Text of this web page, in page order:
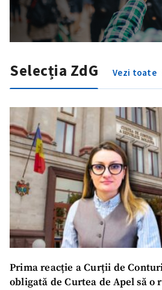
Selecția ZdG Vezi toate
Prima reacție a Curții de
obligată de Curtea de Apel să o